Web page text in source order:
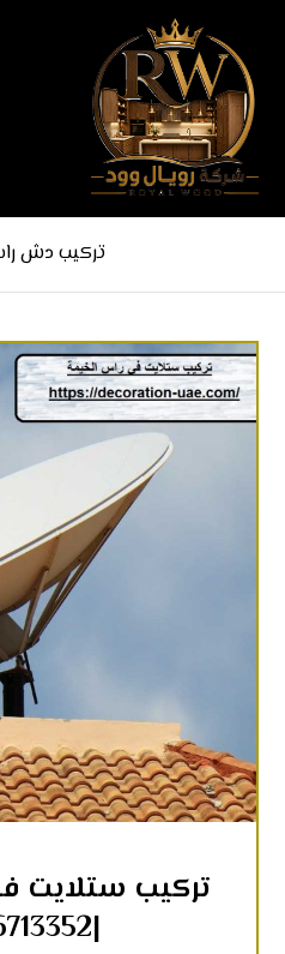
تركيب دش
تركيب ستلايت
|0566713352|